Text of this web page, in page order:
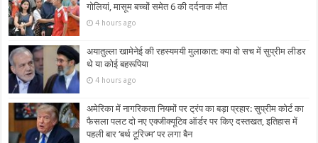
गोलियां, मासूम बच्चों समेत 6 की दर्दनाक मौत
4 hours ago
अयातुल्ला खामेनेई की रहस्यमयी मुलाकात: क्या वो सच में सुप्रीम लीडर
थे या कोई बहरूपिया
4 hours ago
अमेरिका में नागरिकता नियमों पर ट्रंप का बड़ा प्रहार: सुप्रीम कोर्ट का
फैसला पलट दो नए एक्जीक्यूटिव ऑर्डर पर किए दस्तखत, इतिहास में
पहली बार ‘बर्थ टूरिज्म’ पर लगा बैन